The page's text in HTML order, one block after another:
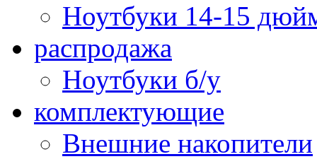
Ноутбуки 14-15
распродажа
Ноутбуки б/у
комплектующие
Внешние накопители